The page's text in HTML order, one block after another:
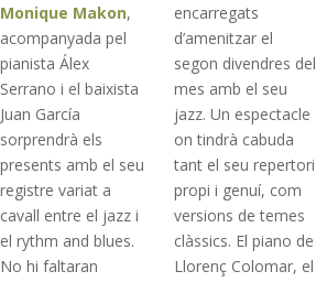
Monique Makon,
acompanyada pel
pianista Álex
Serrano i el baixista
Juan García
sorprendrà els
presents amb el seu
registre variat a
cavall entre el jazz i
el rythm and blues.
No hi faltaran
encarregats
d’amenitzar el
segon divendres del
mes amb el seu
jazz. Un espectacle
on tindrà cabuda
tant el seu repertori
propi i genuí, com
versions de temes
clàssics. El piano de
Llorenç Colomar, el